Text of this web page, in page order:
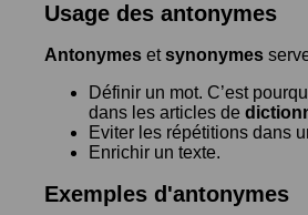
Usage des antonymes
Antonymes etsynonymes
Définir un mot. C’est
dans les articles de
Eviter les répétitions dans
Enrichir un texte.
Exemples d'antonymes